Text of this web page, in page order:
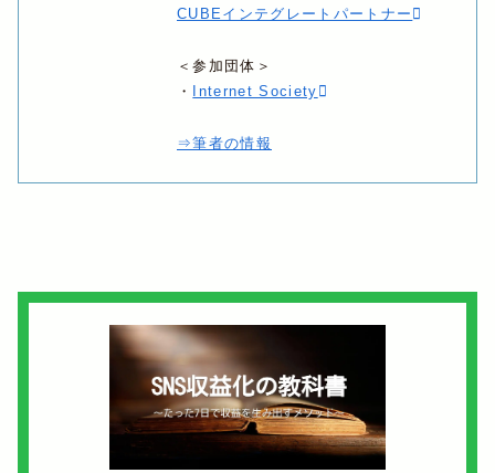
CUBEインテグレートパートナー
＜参加団体＞
・ Internet Society
⇒筆者の情報